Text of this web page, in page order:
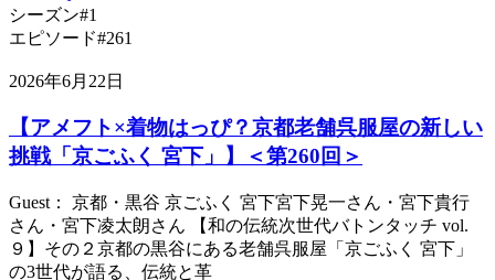
シーズン#1
エピソード#261
2026年6月22日
【アメフト×着物はっぴ？京都老舗呉服屋の新しい
挑戦「京ごふく 宮下」】＜第260回＞
Guest： 京都・黒谷 京ごふく 宮下宮下晃一さん・宮下貴行
さん・宮下凌太朗さん 【和の伝統次世代バトンタッチ vol.
９】その２京都の黒谷にある老舗呉服屋「京ごふく 宮下」
の3世代が語る、伝統と革